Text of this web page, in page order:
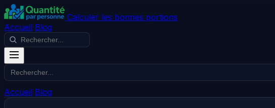
Calculer les bonnes portions
Accueil Blog
Accueil Blog